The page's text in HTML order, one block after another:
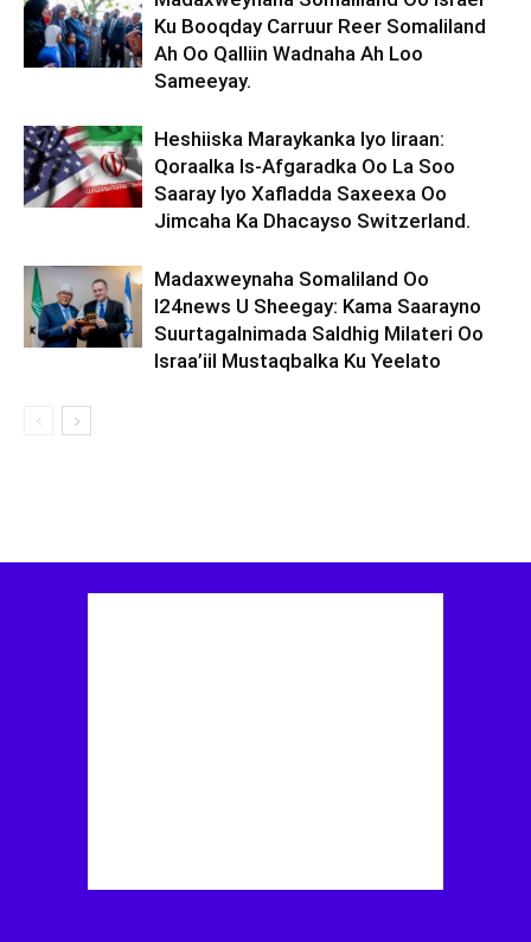
Ku Booqday Carruur Reer Somaliland
Ah Oo Qalliin Wadnaha Ah Loo
Sameeyay.
Heshiiska Maraykanka Iyo Iiraan:
Qoraalka Is-Afgaradka Oo La Soo
Saaray Iyo Xafladda Saxeexa Oo
Jimcaha Ka Dhacayso Switzerland.
Madaxweynaha Somaliland Oo
I24news U Sheegay: Kama Saarayno
Suurtagalnimada Saldhig Milateri Oo
Israa’iil Mustaqbalka Ku Yeelato